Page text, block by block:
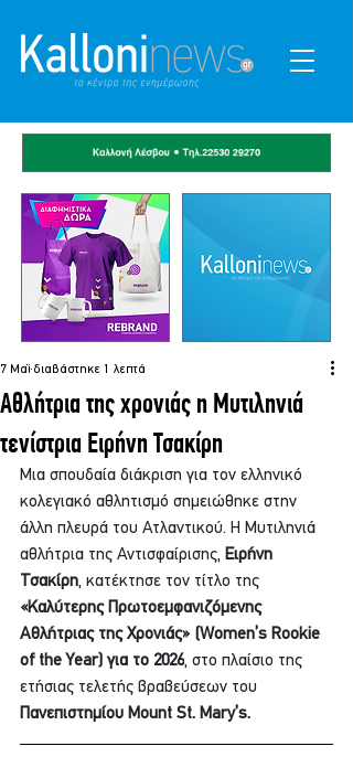
Αθλήτρια της χρονιάς η Μυτιληνιά
τενίστρια Ειρήνη Τσακίρη
7 Μαΐ διαβάστηκε 1 λεπτά
Μια σπουδαία διάκριση για τον ελληνικό
κολεγιακό αθλητισμό σημειώθηκε στην
άλλη πλευρά του Ατλαντικού. Η Μυτιληνιά
αθλήτρια της Αντισφαίρισης, Ειρήνη
Τσακίρη, κατέκτησε τον τίτλο της
«Καλύτερης Πρωτοεμφανιζόμενης
Αθλήτριας της Χρονιάς» (Women’s Rookie
of the Year) για το 2026, στο πλαίσιο της
ετήσιας τελετής βραβεύσεων του
Πανεπιστημίου Mount St. Mary’s.